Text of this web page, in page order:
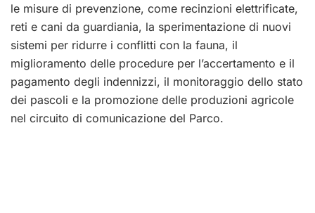
le misure di prevenzione, come recinzioni elettrificate,
reti e cani da guardiania, la sperimentazione di nuovi
sistemi per ridurre i conflitti con la fauna, il
miglioramento delle procedure per l’accertamento e il
pagamento degli indennizzi, il monitoraggio dello stato
dei pascoli e la promozione delle produzioni agricole
nel circuito di comunicazione del Parco.